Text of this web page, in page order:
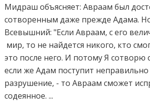
Мидраш объясняет: Авраам был
сотворенным даже прежде Адама.
Всевышний: "Если Авраам, с его
мир, то не найдется никого, кто
это после него. И потомy Я сотворю
если же Адам постyпит
разрушение, - то Авраам сможет
содеянное. ...